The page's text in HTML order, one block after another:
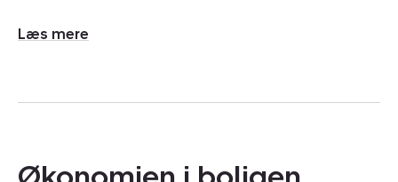
stue med muret pejs. Familien kan fordele sig i tre gode
stort bryggers, der er praktisk placeret ved siden af